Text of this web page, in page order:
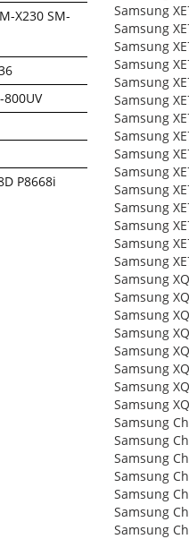
X230 SM-
P8668i
Samsung
Samsung
Samsung
Samsung
Samsung
Samsung
Samsung
Samsung
Samsung
Samsung
Samsung
Samsung
Samsung
Samsung
Samsung
Samsung
Samsung
Samsung
Samsung
Samsung
Samsung
Samsung
Samsung
Samsung
Samsung
Samsung
Samsung
Samsung
Samsung
Samsung